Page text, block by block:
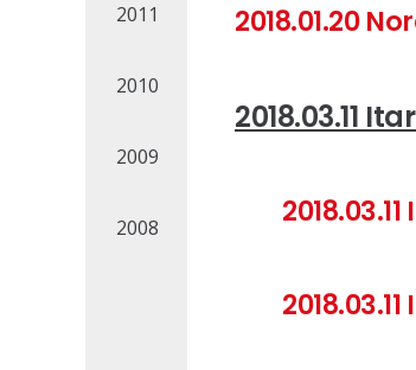
2011
2010
2009
2008
2018.01.20
2018.03.11